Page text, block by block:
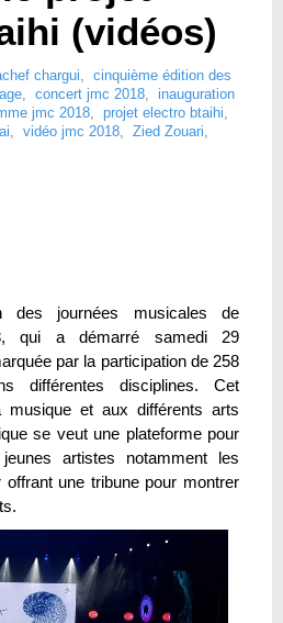
(vidéos)
chargui, cinquième édition des
, concert jmc 2018, inauguration
jmc 2018, projet electro btaihi,
, vidéo jmc 2018, Zied Zouari,
des journées musicales de
qui a démarré samedi 29
par la participation de 258
différentes disciplines. Cet
musique et aux différents arts
se veut une plateforme pour
artistes notamment les
une tribune pour montrer